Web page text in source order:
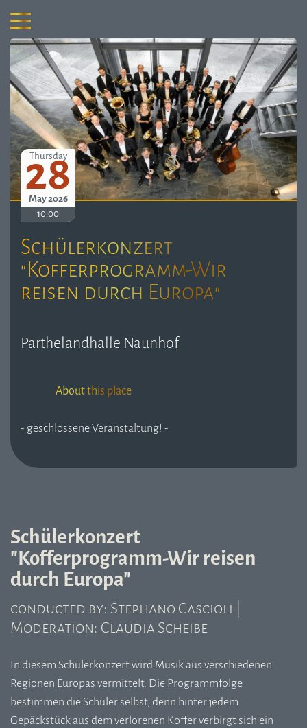
Thursday
28
May 2026
10:00
Schülerkonzert
"Kofferprogramm-Wir
reisen durch Europa"
Parthelandhalle Naunhof
About this place
- geschlossene Veranstaltung! -
Schülerkonzert
"Kofferprogramm-Wir reisen
durch Europa"
conducted by: Stephano Cascioli |
Moderation: Claudia Scheibe
In diesem Schülerkonzert wird Musik aus verschiedenen
Regionen Europas vermittelt. Die Programmfolge
bestimmen die Schüler selbst, denn hinter jedem
Gepäckstück aus dem verlorenen Koffer verbirgt sich ein